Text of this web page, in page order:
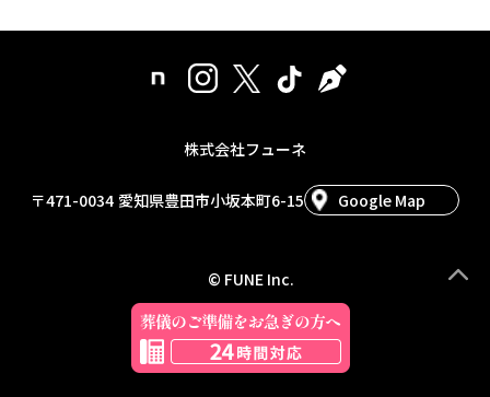
株式会社フューネ
〒471-0034 愛知県豊田市小坂本町6-15 Google Map
© FUNE Inc.